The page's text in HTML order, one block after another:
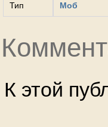
Тип Моб
К этой